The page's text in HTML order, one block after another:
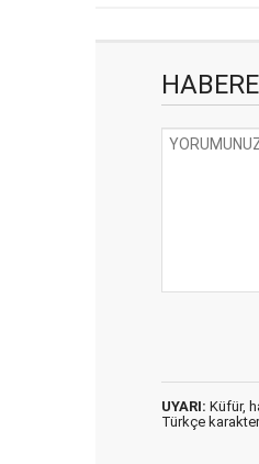
HABERE
UYARI: Küfür,
Türkçe